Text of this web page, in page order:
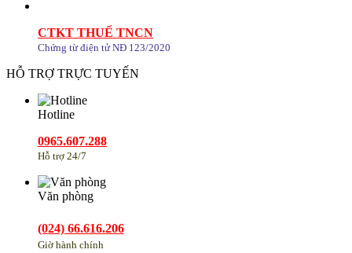
CTKT THUẾ TNCN
Chứng từ điện tử NĐ 123/2020
HỖ TRỢ TRỰC TUYẾN
Hotline
0965.607.288
Hỗ trợ 24/7
Văn phòng
(024) 66.616.206
Giờ hành chính